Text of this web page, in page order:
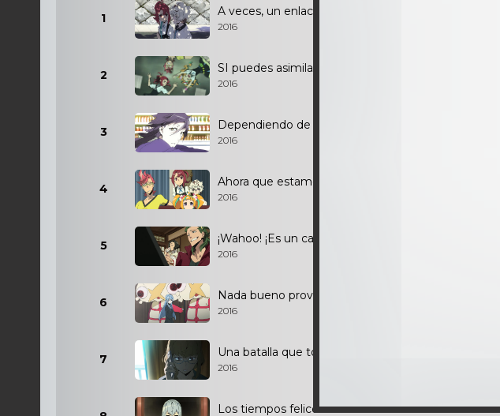
1 A veces, un enlace puede florecer desde el primer
2016
2 SI puedes asimilar esta situación, no te costará
2016
3 Dependiendo de cómo lo mires, creo que
2016
4 Ahora que estamos todos conectados, vamos a
2016
5 ¡Wahoo! ¡Es un campo de entrenamiento!
2016
6 Nada bueno proviene de estar cerca de ti
2016
7 Una batalla que toca la identidad del dolor que es
2016
Los tiempos felices no suelen durar mucho